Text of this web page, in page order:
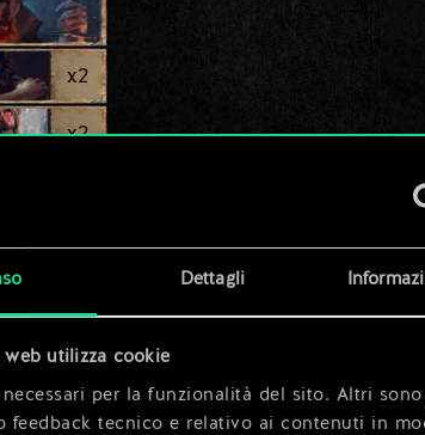
Dettagli
utilizza cookie
per la funzionalità del sito. Altri
feedback tecnico e relativo ai contenuti in
x2
x2
x2
x2